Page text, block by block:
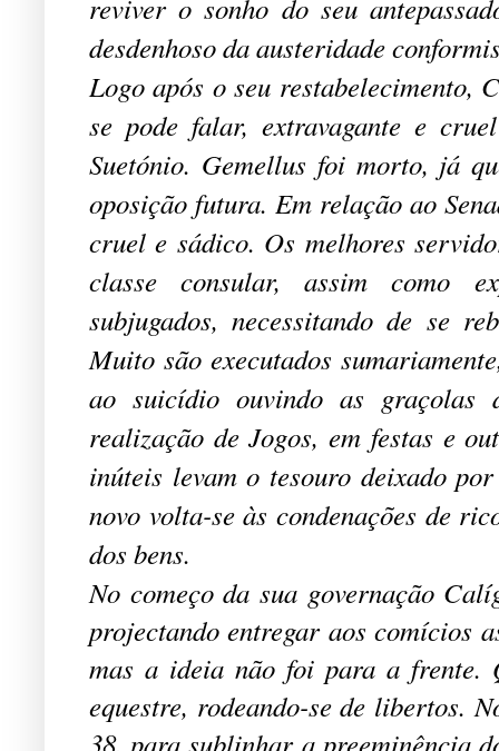
reviver o sonho do seu
desdenhoso da austeridade
Logo após o seu restabelecimento,
se pode falar, extravagante e
Suetónio. Gemellus foi morto, já
oposição futura. Em relação ao
cruel e sádico. Os melhores
classe consular, assim como
subjugados, necessitando de se
Muito são executados
ao suicídio ouvindo as graçolas
realização de Jogos, em festas e
inúteis levam o tesouro deixado
novo volta-se às condenações de
dos bens.
No começo da sua governação
projectando entregar aos comícios
mas a ideia não foi para a frente.
equestre, rodeando-se de libertos.